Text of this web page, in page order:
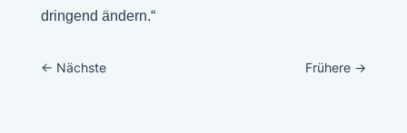
dringend ändern.“
← Nächste Frühere →